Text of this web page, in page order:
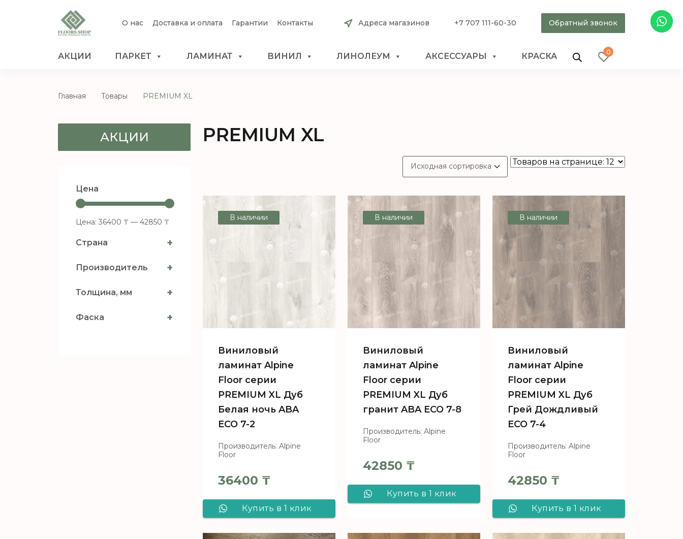
О нас Доставка и оплата Гарантии Контакты Адреса магазинов +7 707 111-60-30 Обратный звонок
АКЦИИ ПАРКЕТ ЛАМИНАТ ВИНИЛ ЛИНОЛЕУМ АКСЕССУАРЫ КРАСКА 0
Главная Товары PREMIUM XL
АКЦИИ
Цена
Цена: 36400 ₸ — 42850 ₸
Страна +
Производитель +
Толщина, мм +
Фаска +
PREMIUM XL
В наличии
Виниловый
ламинат Alpine
Floor серии
PREMIUM XL Дуб
Белая ночь ABA
ECO 7-2
Производитель: Alpine
Floor
36400 ₸
Купить в 1 клик
В наличии
Виниловый
ламинат Alpine
Floor серии
PREMIUM XL Дуб
гранит ABA ECO 7-8
Производитель: Alpine
Floor
42850 ₸
Купить в 1 клик
В наличии
Виниловый
ламинат Alpine
Floor серии
PREMIUM XL Дуб
Грей Дождливый
ECO 7-4
Производитель: Alpine
Floor
42850 ₸
Купить в 1 клик